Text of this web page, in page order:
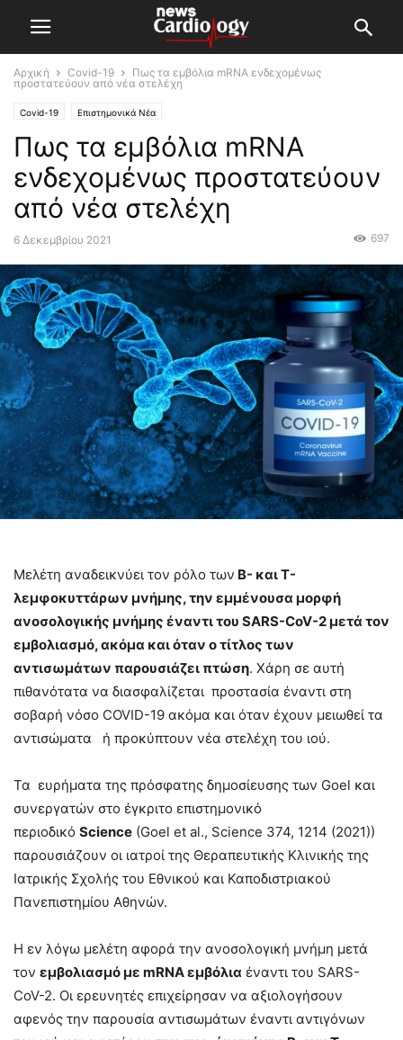
Αρχική Covid-19
Πως τα εμβόλια mRNA ενδεχομένως
προστατεύουν από νέα στελέχη
Covid-19 Επιστημονικά Νέα
Πως τα εμβόλια mRNA
ενδεχομένως προστατεύουν
από νέα στελέχη
6 Δεκεμβρίου 2021 697
Μελέτη αναδεικνύει τον ρόλο των Β- και Τ-
λεμφοκυττάρων μνήμης, την εμμένουσα μορφή
ανοσολογικής μνήμης έναντι του SARS-CoV-2 μετά τον
εμβολιασμό, ακόμα και όταν ο τίτλος των
αντισωμάτων παρουσιάζει πτώση. Χάρη σε αυτή
πιθανότατα να διασφαλίζεται προστασία έναντι στη
σοβαρή νόσο COVID-19 ακόμα και όταν έχουν μειωθεί τα
αντισώματα ή προκύπτουν νέα στελέχη του ιού.
Τα ευρήματα της πρόσφατης δημοσίευσης των Goel και
συνεργατών στο έγκριτο επιστημονικό
περιοδικό Science (Goel et al., Science 374, 1214 (2021))
παρουσιάζουν οι ιατροί της Θεραπευτικής Κλινικής της
Ιατρικής Σχολής του Εθνικού και Καποδιστριακού
Πανεπιστημίου Αθηνών.
Η εν λόγω μελέτη αφορά την ανοσολογική μνήμη μετά
τον εμβολιασμό με mRNA εμβόλια έναντι του SARS-
CoV-2. Οι ερευνητές επιχείρησαν να αξιολογήσουν
αφενός την παρουσία αντισωμάτων έναντι αντιγόνων